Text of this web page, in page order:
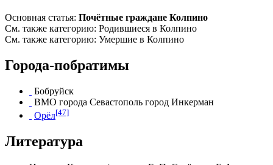
Основная статья: Почётные граждане Колпино
См. также категорию: Родившиеся в Колпино
См. также категорию: Умершие в Колпино
Города-побратимы
Бобруйск
ВМО города Севастополь город Инкерман
Орёл[47]
Литература